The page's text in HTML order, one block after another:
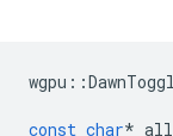
wgpu ::
const char*